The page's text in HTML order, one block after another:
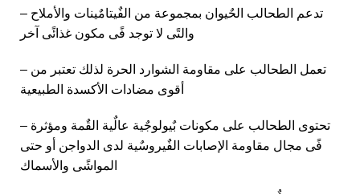
– تدعم الطحالب الحٌيوان بمجموعة من الفٌيتامٌينات والأملاح
والتًى لا توجد فًى مكون غذائًى آخر
– تعمل الطحالب على مقاومة الشوارد الحرة لذلك تعتبر من
أقوى مضادات الأكسدة الطبيعية
– تحتوى الطحالب على مكونات بٌيولوجٌية عالٌية القٌمة ومؤثرة
فًى مجال مقاومة الإصابات الفٌيروسٌية لدى الدواجن أو حتى
المواشًى والأسماك